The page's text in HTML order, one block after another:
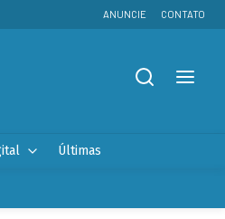
ANUNCIE CONTATO
Últimas